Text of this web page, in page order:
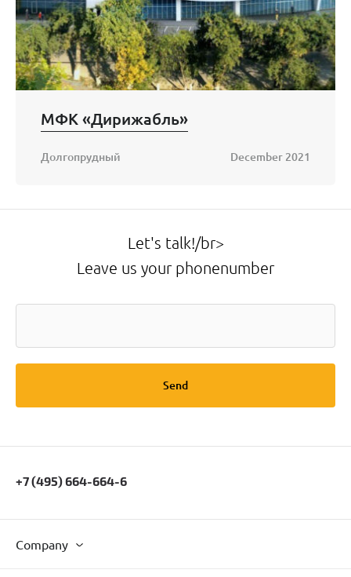
МФК «Дирижабль»
Долгопрудный December 2021
Let's talk!/br>
Leave us your phonenumber
Send
+7 (495) 664-664-6
Company